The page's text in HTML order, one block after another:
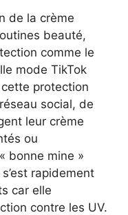
de la crème
beauté,
comme le
mode TikTok
protection
social, de
leur crème
ou
bonne mine »
rapidement
car elle
contre les UV.